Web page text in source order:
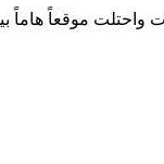
دولتين وتعمل في هذا المجال منذ 2005 وقدمت خدماتها